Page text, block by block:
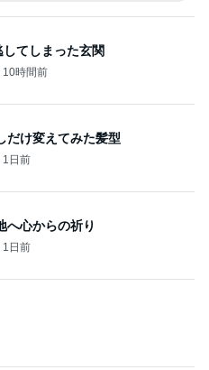
け変えてみた髪型
1日前
へ心からの祈り
1日前
1才の私の動画
1日前